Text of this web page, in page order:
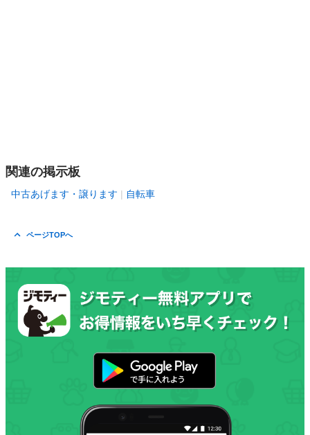
関連の掲示板
中古あげます・譲ります 自転車
ページTOPへ